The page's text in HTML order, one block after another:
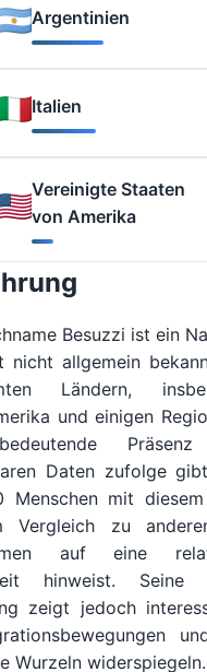
Argentinien
Italien
Vereinigte Staaten
von Amerika
Besuzzi ist ein
nicht allgemein
Ländern,
und einigen
Daten zufolge
Menschen mit diesem
Vergleich zu
auf eine
hinweist. Seine
zeigt jedoch
Wurzeln widerspiegeln.